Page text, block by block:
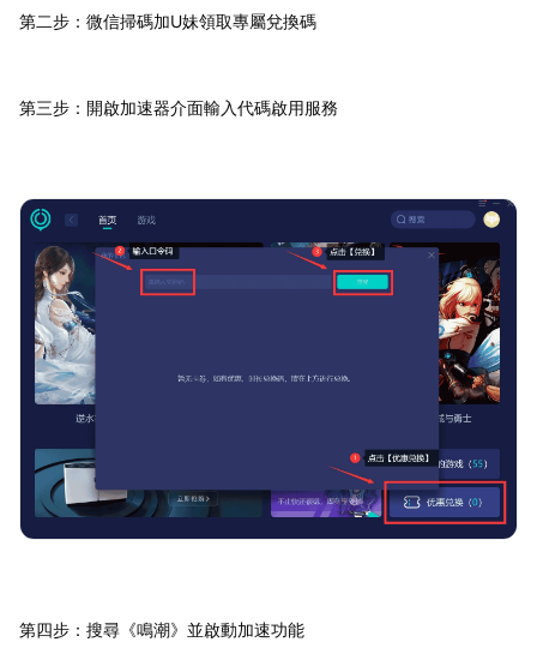
第二步：微信掃碼加U妹領取專屬兌換碼
第三步：開啟加速器介面輸入代碼啟用服務
第四步：搜尋《鳴潮》並啟動加速功能